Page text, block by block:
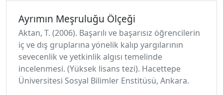
Ayrımın Meşruluğu Ölçeği
Aktan, T. (2006). Başarılı ve başarısız öğrencilerin
iç ve dış gruplarına yönelik kalıp yargılarının
sevecenlik ve yetkinlik algısı temelinde
incelenmesi. (Yüksek lisans tezi). Hacettepe
Üniversitesi Sosyal Bilimler Enstitüsü, Ankara.